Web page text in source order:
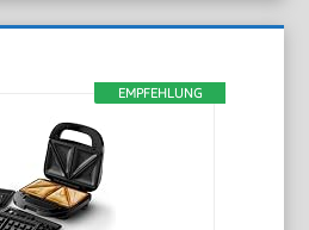
EMPFEHLUNG